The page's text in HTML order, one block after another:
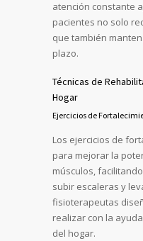
atención constante
pacientes no solo
que también
plazo.
Técnicas de
Hogar
Ejercicios de
Los ejercicios de
para mejorar la
músculos,
subir escaleras y
fisioterapeutas
realizar con la
del hogar.